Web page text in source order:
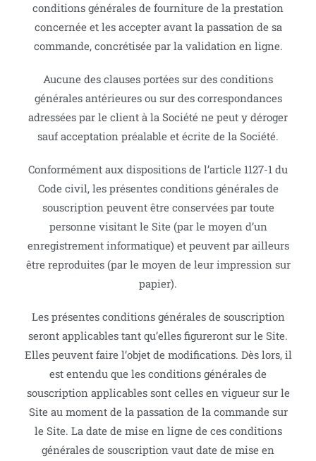
conditions générales de fourniture de la prestation
concernée et les accepter avant la passation de sa
commande, concrétisée par la validation en ligne.
Aucune des clauses portées sur des conditions
générales antérieures ou sur des correspondances
adressées par le client à la Société ne peut y déroger
sauf acceptation préalable et écrite de la Société.
Conformément aux dispositions de l’article 1127-1 du
Code civil, les présentes conditions générales de
souscription peuvent être conservées par toute
personne visitant le Site (par le moyen d’un
enregistrement informatique) et peuvent par ailleurs
être reproduites (par le moyen de leur impression sur
papier).
Les présentes conditions générales de souscription
seront applicables tant qu’elles figureront sur le Site.
Elles peuvent faire l’objet de modifications. Dès lors, il
est entendu que les conditions générales de
souscription applicables sont celles en vigueur sur le
Site au moment de la passation de la commande sur
le Site. La date de mise en ligne de ces conditions
générales de souscription vaut date de mise en